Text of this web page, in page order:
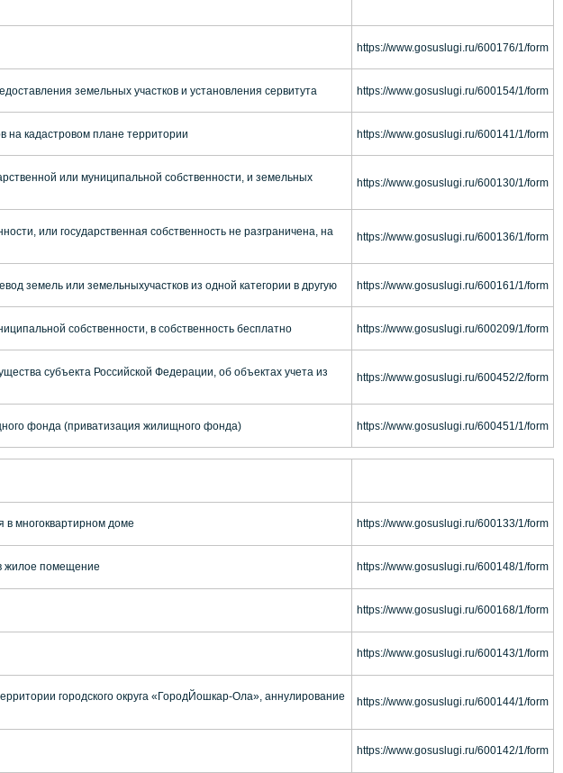
https://www.gosuslugi.ru/600176/1/form
земельных участков и установления сервитута https://www.gosuslugi.ru/600154/1/form
на кадастровом плане территории https://www.gosuslugi.ru/600141/1/form
или муниципальной собственности, и земельных
https://www.gosuslugi.ru/600130/1/form
или государственная собственность не разграничена, на
https://www.gosuslugi.ru/600136/1/form
земель или земельныхучастков из одной категории в другую https://www.gosuslugi.ru/600161/1/form
собственности, в собственность бесплатно https://www.gosuslugi.ru/600209/1/form
субъекта Российской Федерации, об объектах учета из
https://www.gosuslugi.ru/600452/2/form
фонда (приватизация жилищного фонда) https://www.gosuslugi.ru/600451/1/form
в многоквартирном доме https://www.gosuslugi.ru/600133/1/form
жилое помещение https://www.gosuslugi.ru/600148/1/form
https://www.gosuslugi.ru/600168/1/form
https://www.gosuslugi.ru/600143/1/form
городского округа «ГородЙошкар-Ола», аннулирование
https://www.gosuslugi.ru/600144/1/form
https://www.gosuslugi.ru/600142/1/form